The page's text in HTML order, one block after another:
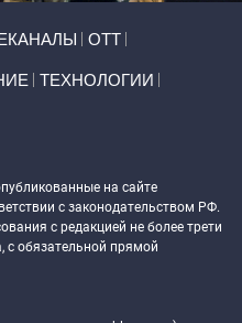
ОТТ
ТЕХНОЛОГИИ
на сайте
с законодательством РФ.
с редакцией не более трети
с обязательной прямой